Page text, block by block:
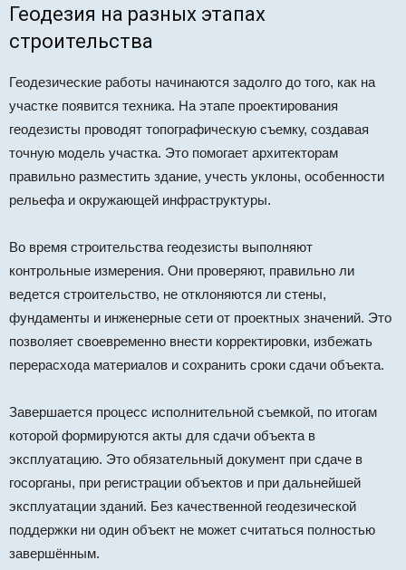
Геодезия на разных этапах
строительства
Геодезические работы начинаются задолго до того, как на
участке появится техника. На этапе проектирования
геодезисты проводят топографическую съемку, создавая
точную модель участка. Это помогает архитекторам
правильно разместить здание, учесть уклоны, особенности
рельефа и окружающей инфраструктуры.
Во время строительства геодезисты выполняют
контрольные измерения. Они проверяют, правильно ли
ведется строительство, не отклоняются ли стены,
фундаменты и инженерные сети от проектных значений. Это
позволяет своевременно внести корректировки, избежать
перерасхода материалов и сохранить сроки сдачи объекта.
Завершается процесс исполнительной съемкой, по итогам
которой формируются акты для сдачи объекта в
эксплуатацию. Это обязательный документ при сдаче в
госорганы, при регистрации объектов и при дальнейшей
эксплуатации зданий. Без качественной геодезической
поддержки ни один объект не может считаться полностью
завершённым.